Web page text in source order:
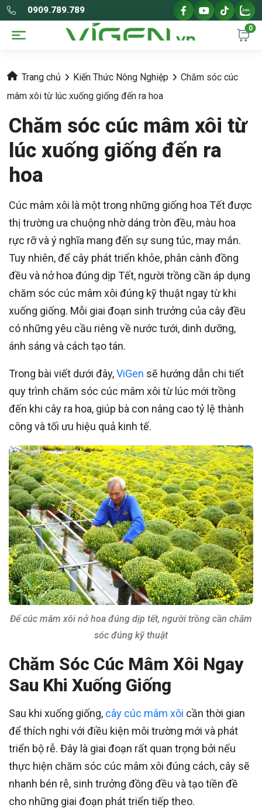
0909.789.789
0
Trang chủ Kiến Thức Nông Nghiệp
Chăm sóc cúc
mâm xôi từ lúc xuống giống đến ra hoa
Chăm sóc cúc mâm xôi từ
lúc xuống giống đến ra
hoa
Cúc mâm xôi là một trong những giống hoa Tết được
thị trường ưa chuộng nhờ dáng tròn đều, màu hoa
rực rỡ và ý nghĩa mang đến sự sung túc, may mắn.
Tuy nhiên, để cây phát triển khỏe, phân cành đồng
đều và nở hoa đúng dịp Tết, người trồng cần áp dụng
chăm sóc cúc mâm xôi đúng kỹ thuật ngay từ khi
xuống giống. Mỗi giai đoạn sinh trưởng của cây đều
có những yêu cầu riêng về nước tưới, dinh dưỡng,
ánh sáng và cách tạo tán.
Trong bài viết dưới đây,ViGen sẽ hướng dẫn chi tiết
quy trình chăm sóc cúc mâm xôi từ lúc mới trồng
đến khi cây ra hoa, giúp bà con nâng cao tỷ lệ thành
công và tối ưu hiệu quả kinh tế.
Để cúc mâm xôi nở hoa đúng dịp tết, người trồng cần chăm
sóc đúng kỹ thuật
Chăm Sóc Cúc Mâm Xôi Ngay
Sau Khi Xuống Giống
Sau khi xuống giống, cây cúc mâm xôi cần thời gian
để thích nghi với điều kiện môi trường mới và phát
triển bộ rễ. Đây là giai đoạn rất quan trọng bởi nếu
thực hiện chăm sóc cúc mâm xôi đúng cách, cây sẽ
nhanh bén rễ, sinh trưởng đồng đều và tạo tiền đề
cho những giai đoạn phát triển tiếp theo.